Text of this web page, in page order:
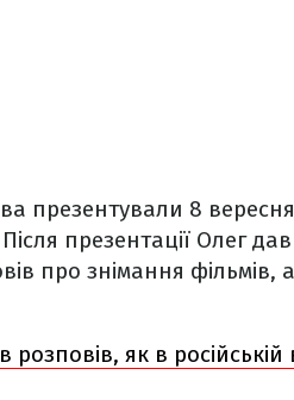
презентували 8
презентації Олег
про знімання
розповів, як в